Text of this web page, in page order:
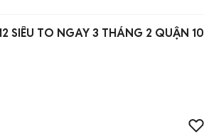
SIÊU TO NGAY 3 THÁNG 2 QUẬN 10